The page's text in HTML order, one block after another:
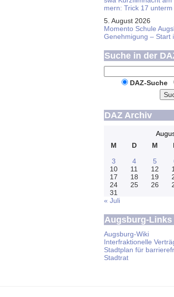
mern: Trick 17
5. August 2026
Momento Schule
Genehmigung – Start
Suche in der
DAZ-Suche
DAZ Archiv
M
D M
3
4 5
10
11 12
17
18 19
24
25 26
31
« Juli
Augsburg-Links
Augsburg-Wiki
Interfraktionelle
Stadtplan für
Stadtrat